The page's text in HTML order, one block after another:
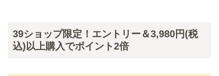
39ショップ限定！エントリー＆3,980円(税
込)以上購入でポイント2倍